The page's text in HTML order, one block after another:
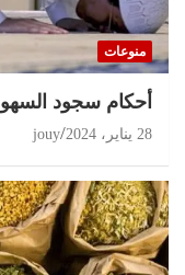
منوعات
أحكام سجود السهو
28 يناير، 2024 jouy